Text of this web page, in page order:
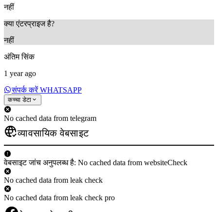
नहीं
क्या एंटरप्राइज है?
नहीं
अंतिम सिंक
1 year ago
संपर्क करें WHATSAPP
कच्चा डेटा
No cached data from telegram
व्यावसायिक वेबसाइट
वेबसाइट जांच अनुपलब्ध है: No cached data from websiteCheck
No cached data from leak check
No cached data from leak check pro